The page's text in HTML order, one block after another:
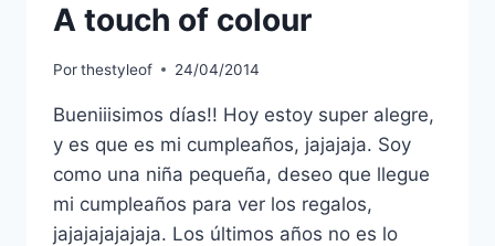
A touch of colour
Porthestyleof 24/04/2014
Bueniiisimos días!! Hoy estoy super alegre,
y es que es mi cumpleaños, jajajaja. Soy
como una niña pequeña, deseo que llegue
mi cumpleaños para ver los regalos,
jajajajajajaja. Los últimos años no es lo